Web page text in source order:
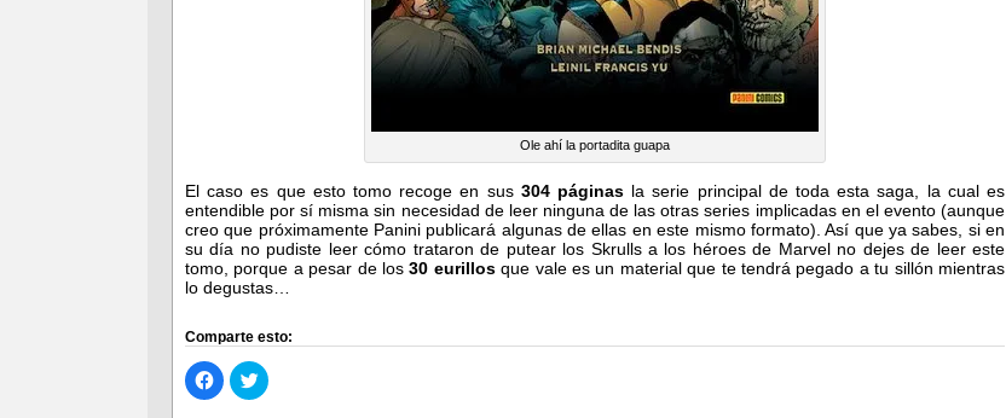
Ole ahí la portadita guapa
El caso es que esto tomo recoge en sus 304 páginas la serie principal de toda esta saga, la cual es
entendible por sí misma sin necesidad de leer ninguna de las otras series implicadas en el evento (aunque
creo que próximamente Panini publicará algunas de ellas en este mismo formato). Así que ya sabes, si en
su día no pudiste leer cómo trataron de putear los Skrulls a los héroes de Marvel no dejes de leer este
tomo, porque a pesar de los30 eurillosque vale es un material que te tendrá pegado a tu sillón mientras
lo degustas…
Comparte esto:
Haz
clic
para
Haz
clic